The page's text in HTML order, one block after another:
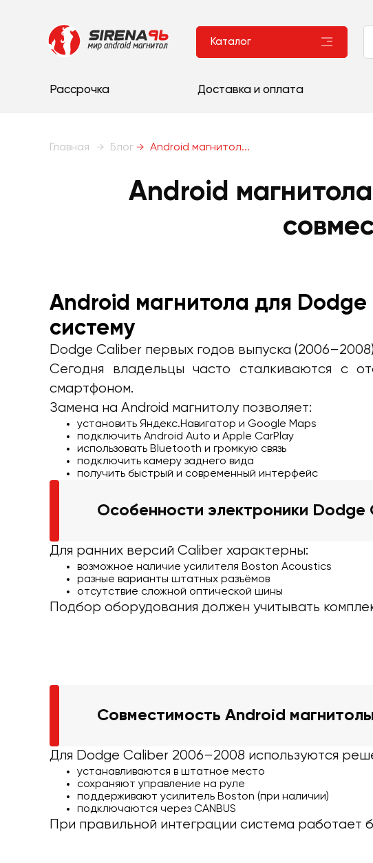
Каталог
Рассрочка Доставка и оплата
Главная Блог Android магнитол...
Android
Android магнитола для
систему
Dodge Caliber первых годов выпуска
Сегодня владельцы часто сталкиваются с
смартфоном.
Замена на Android магнитолу позволяет:
установить Яндекс.Навигатор и Google Maps
подключить Android Auto и Apple CarPlay
использовать Bluetooth и громкую связь
подключить камеру заднего вида
получить быстрый и современный интерфейс
Особенности электроники
Для ранних версий Caliber характерны:
возможное наличие усилителя Boston Acoustics
разные варианты штатных разъёмов
отсутствие сложной оптической шины
Подбор оборудования должен учитывать
Совместимость Android магнитолы
Для Dodge Caliber 2006–2008 используются
устанавливаются в штатное место
сохраняют управление на руле
поддерживают усилитель Boston (при наличии)
подключаются через CANBUS
При правильной интеграции система работает